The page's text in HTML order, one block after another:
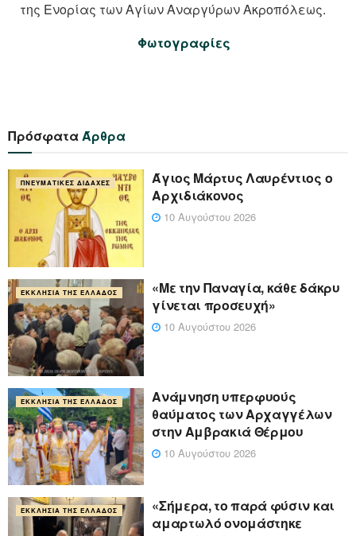
της Ενορίας των Αγίων Αναργύρων Ακροπόλεως.
Φωτογραφίες
ΠρόσφαταΆρθρα
ΠΝΕΥΜΑΤΙΚΈΣ ΔΙΔΑΧΈΣ
Άγιος Μάρτυς Λαυρέντιος ο
Αρχιδιάκονος
10 Αυγούστου 2026
ΕΚΚΛΗΣΊΑ ΤΗΣ ΕΛΛΆΔΟΣ
«Με την Παναγία, κάθε δάκρυ
γίνεται προσευχή»
10 Αυγούστου 2026
ΕΚΚΛΗΣΊΑ ΤΗΣ ΕΛΛΆΔΟΣ
Ανάμνηση υπερφυούς
θαύματος των Αρχαγγέλων
στην Αμβρακιά Θέρμου
10 Αυγούστου 2026
ΕΚΚΛΗΣΊΑ ΤΗΣ ΕΛΛΆΔΟΣ
«Σήμερα, το παρά φύσιν και
αμαρτωλό ονομάστηκε